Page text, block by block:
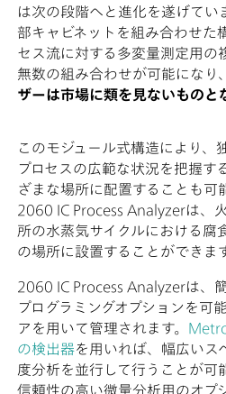
は次の段階へと進化を遂げてい
部キャビネットを組み合わせた
セス流に対する多変量測定用の
無数の組み合わせが可能になり、
ザーは市場に類を見ないものと
このモジュール式構造により、
プロセスの広範な状況を把握す
ざまな場所に配置することも可
2060 IC Process Analyzerは、
所の水蒸気サイクルにおける腐
の場所に設置することができま
2060 IC Process Analyzerは、
プログラミングオプションを可
アを用いて管理されます。
の検出器を用いれば、幅広いス
度分析を並行して行うことが可
信頼性の高い微量分析用のオプ